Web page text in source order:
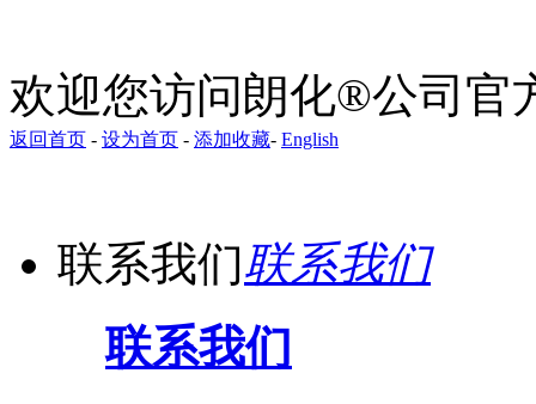
欢迎您访问朗化®公司官
返回首页 - 设为首页 - 添加收藏- English
联系我们联系我们
联系我们